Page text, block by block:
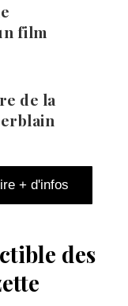
film
de la
+ d'infos
des